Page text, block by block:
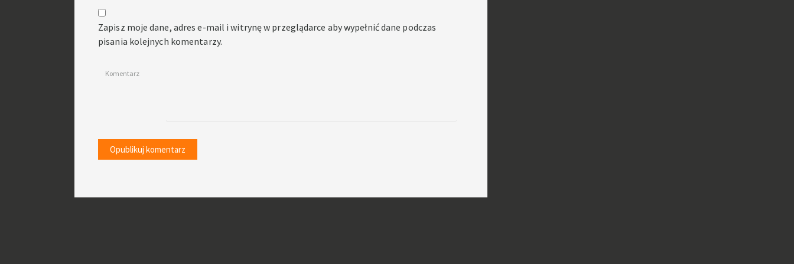
Zapisz moje dane, adres e-mail i witrynę w przeglądarce aby wypełnić dane podczas
pisania kolejnych komentarzy.
Komentarz